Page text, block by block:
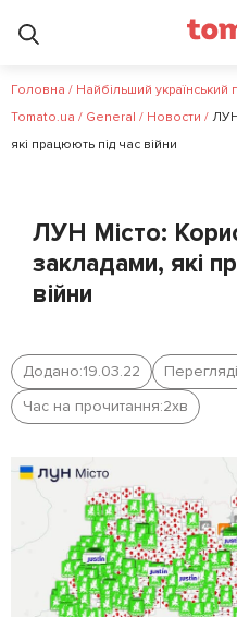
Головна / Найбільший український
Tomato.ua / General / Новости / ЛУН
які працюють під час війни
ЛУН Місто:
закладами, які
війни
Додано:19.03.22
Час на прочитання:2хв